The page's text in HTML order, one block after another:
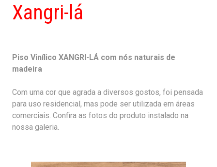
Xangri-lá
Piso Vinílico XANGRI-LÁ com nós naturais de
madeira
Com uma cor que agrada a diversos gostos, foi pensada
para uso residencial, mas pode ser utilizada em áreas
comerciais. Confira as fotos do produto instalado na
nossa galeria.